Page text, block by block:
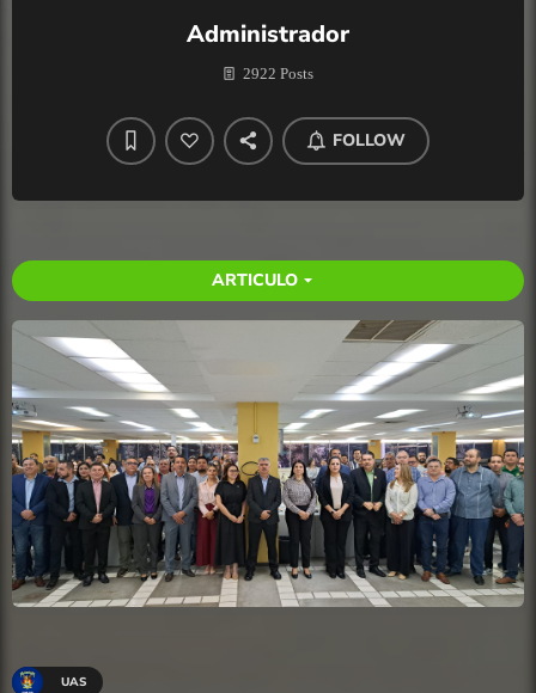
Administrador
2922 Posts
FOLLOW
ARTICULO arrow_drop_down
UAS